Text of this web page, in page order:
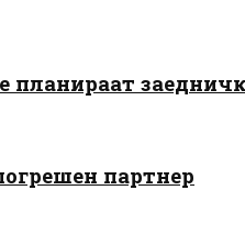
планираат
партнер